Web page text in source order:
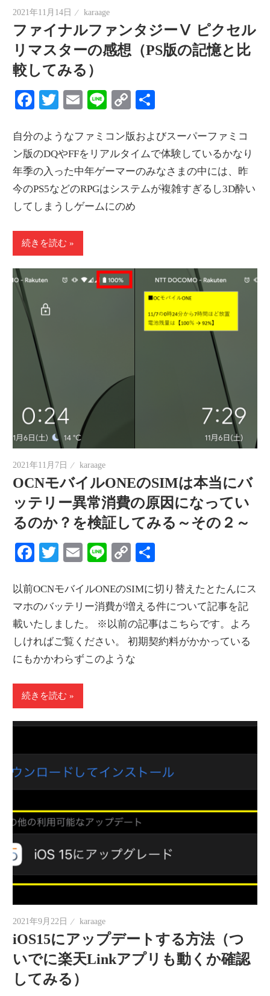
2021年11月14日 karaage
ファイナルファンタジーⅤ ピクセル
リマスターの感想（PS版の記憶と比
較してみる）
Facebook
Twitter
EmailLineCopy
自分のようなファミコン版およびスーパーファミコ
ン版のDQやFFをリアルタイムで体験しているかなり
年季の入った中年ゲーマーのみなさまの中には、昨
今のPS5などのRPGはシステムが複雑すぎるし3D酔い
してしまうしゲームにのめ
続きを読む
2021年11月7日 karaage
OCNモバイルONEのSIMは本当にバ
ッテリー異常消費の原因になってい
るのか？を検証してみる～その２～
Facebook
Twitter
EmailLineCopy
以前OCNモバイルONEのSIMに切り替えたとたんにス
マホのバッテリー消費が増える件について記事を記
載いたしました。 ※以前の記事はこちらです。よろ
しければご覧ください。 初期契約料がかかっている
にもかかわらずこのような
続きを読む
2021年9月22日 karaage
iOS15にアップデートする方法（つ
いでに楽天Linkアプリも動くか確認
してみる）